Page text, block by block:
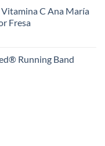
C Ana María
Fresa
Running Band